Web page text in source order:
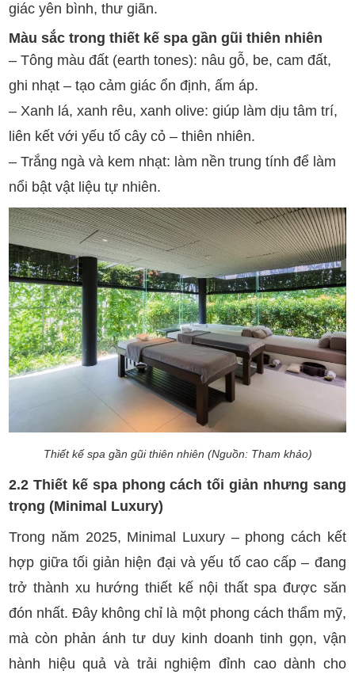
giác yên bình, thư giãn.
Màu sắc trong thiết kế spa gần gũi thiên nhiên
– Tông màu đất (earth tones): nâu gỗ, be, cam đất,
ghi nhạt – tạo cảm giác ổn định, ấm áp.
– Xanh lá, xanh rêu, xanh olive: giúp làm dịu tâm trí,
liên kết với yếu tố cây cỏ – thiên nhiên.
– Trắng ngà và kem nhạt: làm nền trung tính để làm
nổi bật vật liệu tự nhiên.
Thiết kế spa gần gũi thiên nhiên (Nguồn: Tham khảo)
2.2 Thiết kế spa phong cách tối giản nhưng sang
trọng (Minimal Luxury)
Trong năm 2025, Minimal Luxury – phong cách kết
hợp giữa tối giản hiện đại và yếu tố cao cấp – đang
trở thành xu hướng thiết kế nội thất spa được săn
đón nhất. Đây không chỉ là một phong cách thẩm mỹ,
mà còn phản ánh tư duy kinh doanh tinh gọn, vận
hành hiệu quả và trải nghiệm đỉnh cao dành cho